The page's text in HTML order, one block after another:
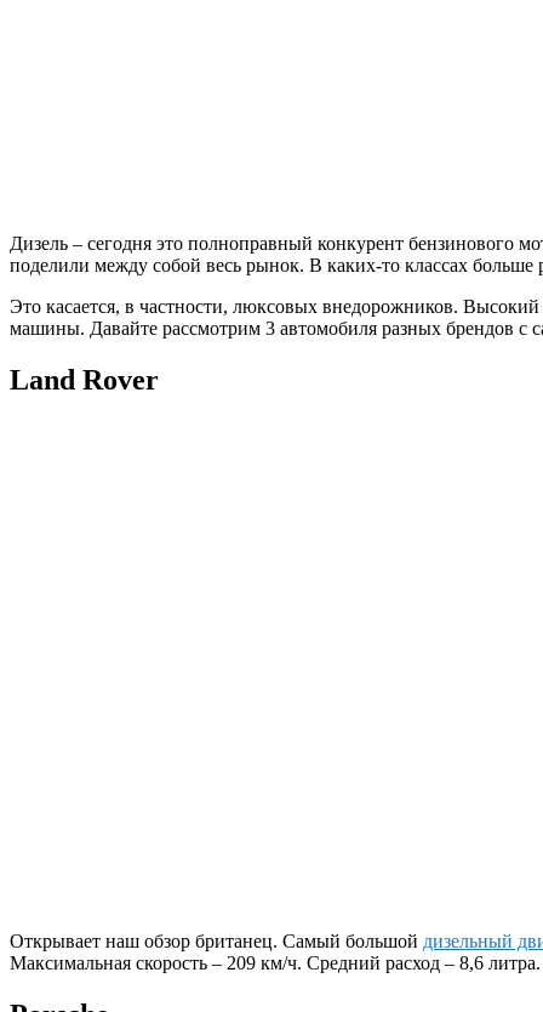
Дизель – сегодня это полноправный конкурент бензинового
поделили между собой весь рынок. В каких-то классах больше
Это касается, в частности, люксовых внедорожников.
машины. Давайте рассмотрим 3 автомобиля разных брендов
Land Rover
Открывает наш обзор британец. Самый большой дизельный
Максимальная скорость – 209 км/ч. Средний расход – 8,6